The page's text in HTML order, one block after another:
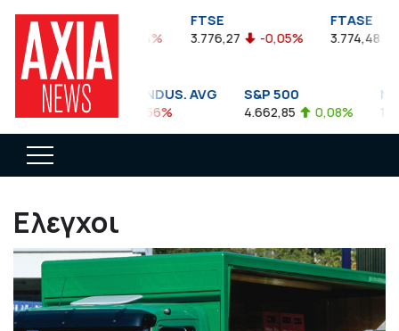
FTSEA
899,47 -0,04%
FTSE
3.776,27 -0,05%
FTASE
3.774,48
DOW JONES INDUS. AVG
35.911,81 -0,56%
S&P 500
4.662,85 0,08%
Ελεγχοι